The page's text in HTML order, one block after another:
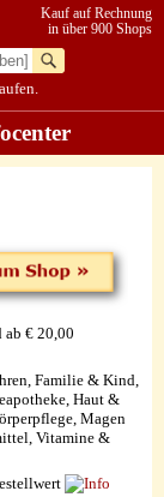
Kauf auf Rechnung
in über 900 Shops
ab € 20,00
Familie & Kind,
Haut &
Magen
Vitamine &